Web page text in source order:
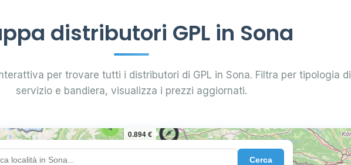
distributori GPL in Sona
per trovare tutti i distributori di GPL in Sona. Filtra per tipologia di
servizio e bandiera, visualizza i prezzi aggiornati.
Cerca
4
0.894 €